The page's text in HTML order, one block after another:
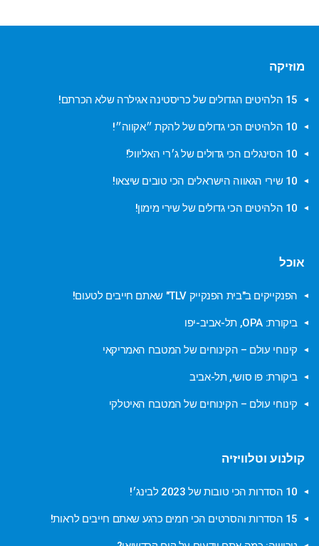
מוזיקה
15 הלהיטים הגדולים של כריסטינה אגילרה שלא הכרתם!
10 הלהיטים הכי גדולים של להקת ״אקווה״!
10 הסינגלים הכי גדולים של ג׳רי האליוול!
10 שירי הגאווה הישראלים הכי טובים שיצאו!
10 הלהיטים הכי גדולים של שירי מימון!
אוכל
הפנקייקים ב"בית הפנקייק TLV" שאתם חייבים לטעום!
ביקורת: OPA, תל-אביב-יפו
קינוחי עולם – הקינוחים של המטבח האמריקאי
ביקורת: פו סושי, תל-אביב
קינוחי עולם – הקינוחים של המטבח האיטלקי
קולנוע וטלוויזיה
10 הסדרות הכי טובות של 2023 לבינג׳!
15 הסדרות והסרטים הכי חמים כרגע שאתם חייבים לראות!